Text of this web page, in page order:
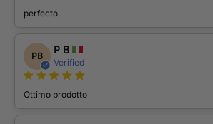
perfecto
PB
P B
Verified
Ottimo prodotto